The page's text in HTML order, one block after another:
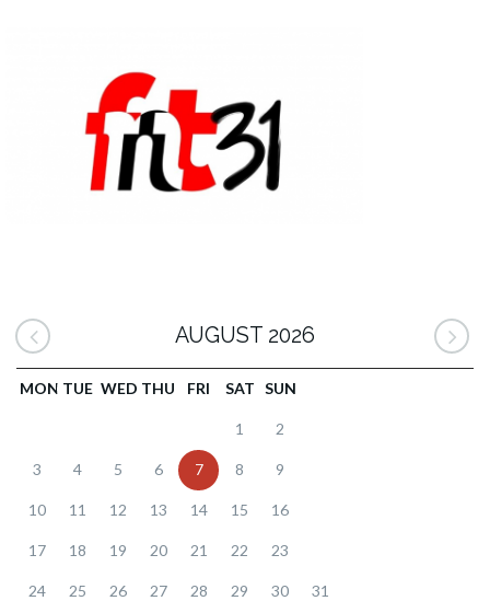
AUGUST 2026
MON TUE WED THU FRI SAT SUN
1 2
3 4 5 6 7 8 9
10 11 12 13 14 15 16
17 18 19 20 21 22 23
24 25 26 27 28 29 30 31